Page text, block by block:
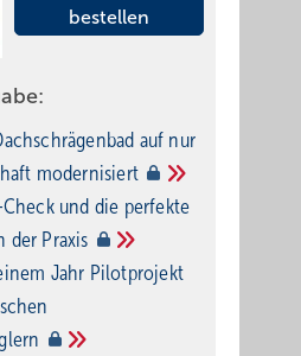
bestellen
auf nur
modernisiert
Check und die perfekte
der Praxis
Jahr Pilotprojekt